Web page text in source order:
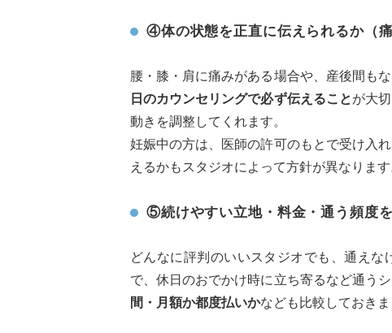
④体の状態を正直に伝えられるか（痛
腰・膝・肩に痛みがある場合や、産後間も
日のカウンセリングで必ず伝えることが大
動きを調整してくれます。
妊娠中の方は、医師の許可のもとで受け入
えるかもスタジオによって方針が異なりま
⑤続けやすい立地・料金・通う頻度
どんなに評判のいいスタジオでも、通え
で、休日のおでかけ時に立ち寄るなど通う
間・月額か都度払いかなども比較しておきま